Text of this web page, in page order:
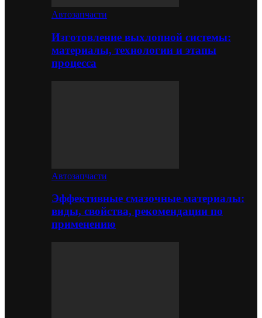
Автозапчасти
Изготовление выхлопной системы:
материалы, технологии и этапы
процесса
Автозапчасти
Эффективные смазочные материалы:
виды, свойства, рекомендации по
применению